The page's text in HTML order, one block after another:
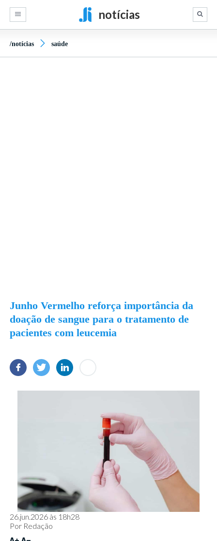
notícias
/notícias saúde
Junho Vermelho reforça importância da
doação de sangue para o tratamento de
pacientes com leucemia
26.jun.2026 às 18h28
Por Redação